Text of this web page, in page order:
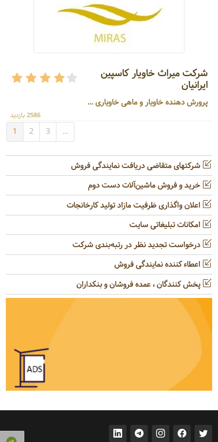
شرکت میراث خاویار کاسپین
ایرانیان
پرورش دهنده خاویار و ماهی خاویاری ...
2586 بازدید
1 2 3 ...
شرکتهای متقاضی دریافت نمایندگی فروش
خرید و فروش ماشین‌آلات دست دوم
اعلان واگذاری ظرفیت مازاد تولید کارخانجات
امکانات تبلیغاتی سایت
درخواست تجدید نظر در رتبه‌بندی شرکت
اعطاء کننده نمایندگی فروش
پخش کنندگان ، عمده فروشان و بنکداران